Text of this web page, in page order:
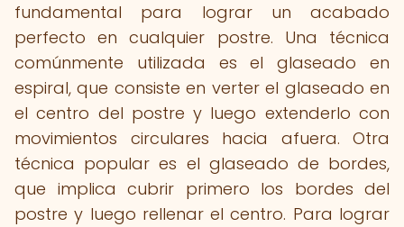
fundamental para lograr un acabado
perfecto en cualquier postre. Una técnica
comúnmente utilizada es el glaseado en
espiral, que consiste en verter el glaseado en
el centro del postre y luego extenderlo con
movimientos circulares hacia afuera. Otra
técnica popular es el glaseado de bordes,
que implica cubrir primero los bordes del
postre y luego rellenar el centro. Para lograr